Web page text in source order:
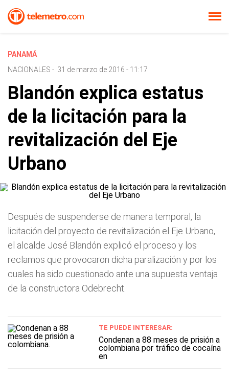
PANAMÁ
NACIONALES - 31 de marzo de 2016 - 11:17
Blandón explica estatus
de la licitación para la
revitalización del Eje
Urbano
Después de suspenderse de manera temporal, la
licitación del proyecto de revitalización el Eje Urbano,
el alcalde José Blandón explicó el proceso y los
reclamos que provocaron dicha paralización y por los
cuales ha sido cuestionado ante una supuesta ventaja
de la constructora Odebrecht.
TE PUEDE INTERESAR:
Condenan a 88 meses de prisión a
colombiana por tráfico de cocaína
en